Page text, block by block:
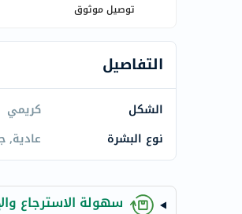
webber-
aveeno
freestylelibre
CHalpha
cerave
dralthea
mustela
celimax
توصيل موثوق
التفاصيل
الشكل
كريمي
نوع البشرة
عادية,
سهولة الاسترجاع